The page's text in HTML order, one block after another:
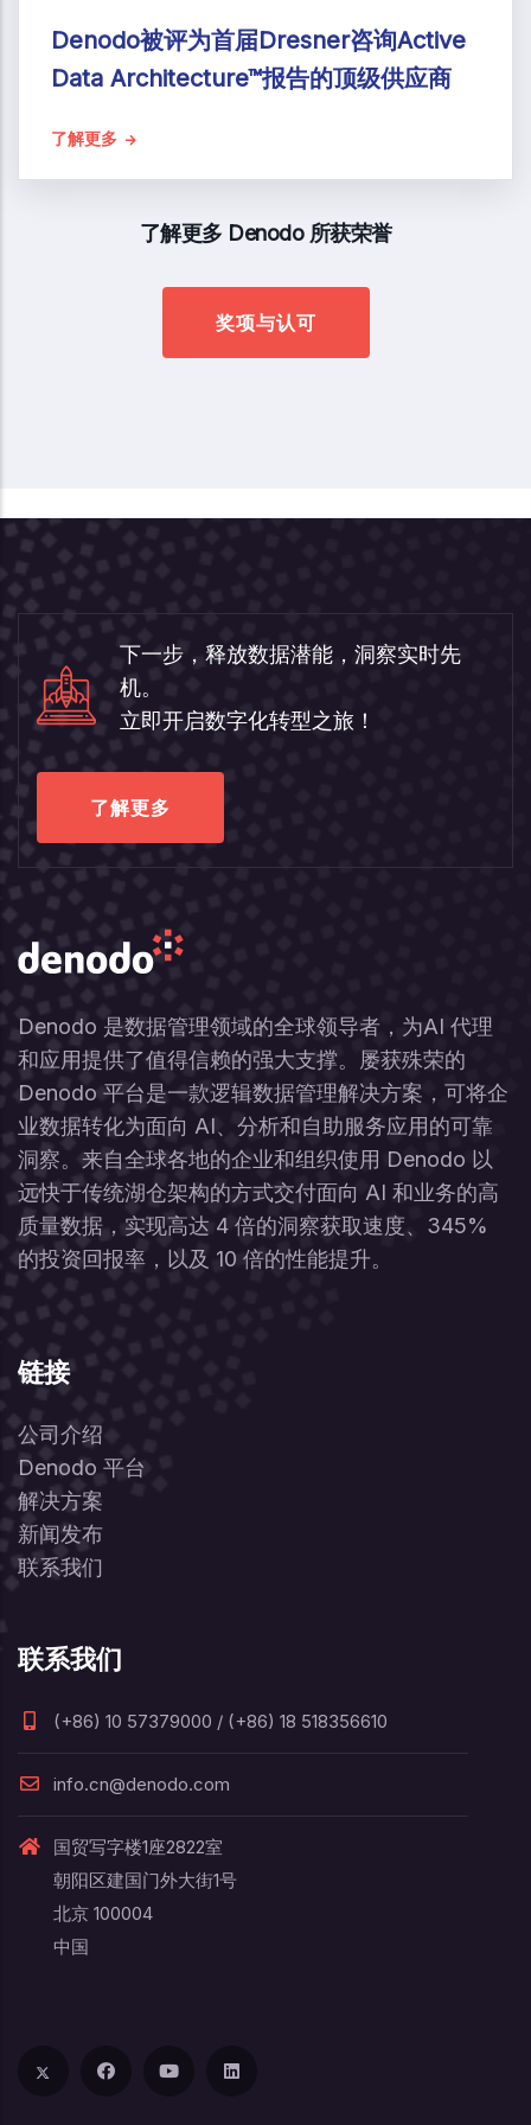
Denodo被评为首届Dresner咨询Active
Data Architecture™报告的顶级供应商
了解更多
了解更多 Denodo 所获荣誉
奖项与认可
下一步，释放数据潜能，洞察实时先
机。
立即开启数字化转型之旅！
了解更多
Denodo 是数据管理领域的全球领导者，为AI 代理
和应用提供了值得信赖的强大支撑。屡获殊荣的
Denodo 平台是一款逻辑数据管理解决方案，可将企
业数据转化为面向 AI、分析和自助服务应用的可靠
洞察。来自全球各地的企业和组织使用 Denodo 以
远快于传统湖仓架构的方式交付面向 AI 和业务的高
质量数据，实现高达 4 倍的洞察获取速度、345%
的投资回报率，以及 10 倍的性能提升。
链接
公司介绍
Denodo 平台
解决方案
新闻发布
联系我们
联系我们
(+86) 10 57379000 / (+86) 18 518356610
info.cn@denodo.com
国贸写字楼1座2822室
朝阳区建国门外大街1号
北京 100004
中国